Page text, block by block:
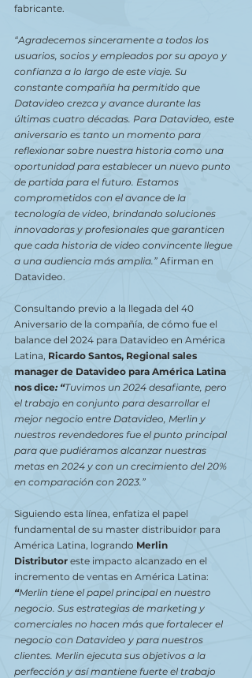
fabricante.
“Agradecemos sinceramente a todos los
usuarios, socios y empleados por su apoyo y
confianza a lo largo de este viaje. Su
constante compañía ha permitido que
Datavideo crezca y avance durante las
últimas cuatro décadas. Para Datavideo, este
aniversario es tanto un momento para
reflexionar sobre nuestra historia como una
oportunidad para establecer un nuevo punto
de partida para el futuro. Estamos
comprometidos con el avance de la
tecnología de video, brindando soluciones
innovadoras y profesionales que garanticen
que cada historia de video convincente llegue
a una audiencia más amplia.” Afirman en
Datavideo.
Consultando previo a la llegada del 40
Aniversario de la compañía, de cómo fue el
balance del 2024 para Datavideo en América
Latina, Ricardo Santos, Regional sales
manager de Datavideo para América Latina
nos dice: “Tuvimos un 2024 desafiante, pero
el trabajo en conjunto para desarrollar el
mejor negocio entre Datavideo, Merlin y
nuestros revendedores fue el punto principal
para que pudiéramos alcanzar nuestras
metas en 2024 y con un crecimiento del 20%
en comparación con 2023.”
Siguiendo esta línea, enfatiza el papel
fundamental de su master distribuidor para
América Latina, logrando Merlin
Distributor este impacto alcanzado en el
incremento de ventas en América Latina:
“Merlin tiene el papel principal en nuestro
negocio. Sus estrategias de marketing y
comerciales no hacen más que fortalecer el
negocio con Datavideo y para nuestros
clientes. Merlin ejecuta sus objetivos a la
perfección y así mantiene fuerte el trabajo